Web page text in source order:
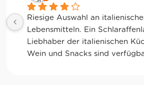
Riesige Auswahl an italienischen
Lebensmitteln. Ein Schlaraffenland für
Liebhaber der italienischen Küche.
Wein und Snacks sind verfügbar.Die